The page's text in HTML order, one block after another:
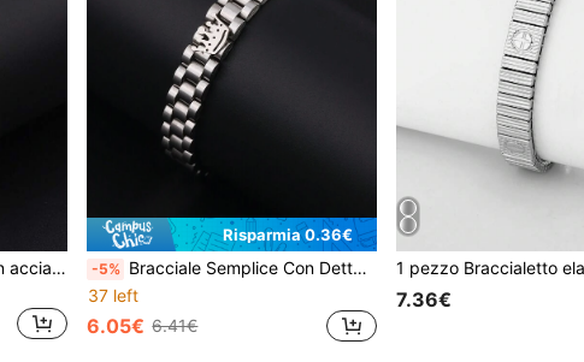
1 pezzo Accessorio unisex in acciaio inossidabile con design a tripla corona multicolore, adatto per uso quotidiano, feste, vacanze e regali
Risparmia 0.36€
-5% Bracciale Semplice Con Dettaglio Corona In Acciaio Inossidabile Da 1 Pezzo
37 left
6.05€ 6.41€
7.36€